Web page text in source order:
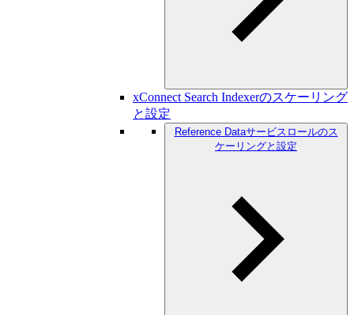
xConnect Search Indexerのスケーリング
と設定
Reference Dataサービスロールのス
ケーリングと設定